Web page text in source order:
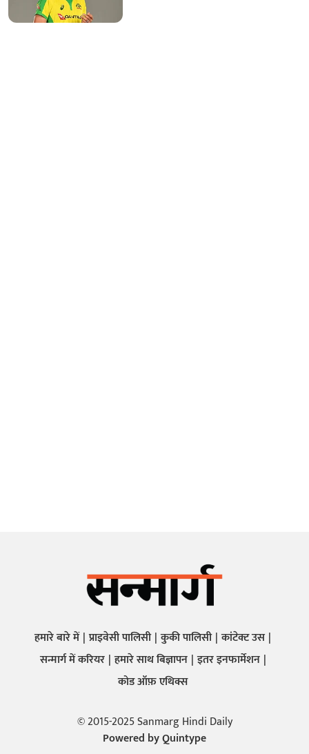
हमारे बारे में प्राइवेसी पालिसी कुकी पालिसी कांटेक्ट उस
सन्मार्ग में करियर हमारे साथ बिज्ञापन इतर इनफार्मेशन
कोड ऑफ़ एथिक्स
© 2015-2025 Sanmarg Hindi Daily
Powered byQuintype